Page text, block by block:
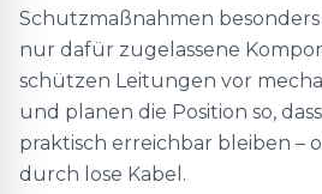
Schutzmaßnahmen
nur dafür zugelassene
schützen Leitungen vor
und planen die Position so,
praktisch erreichbar bleiben –
durch lose Kabel.